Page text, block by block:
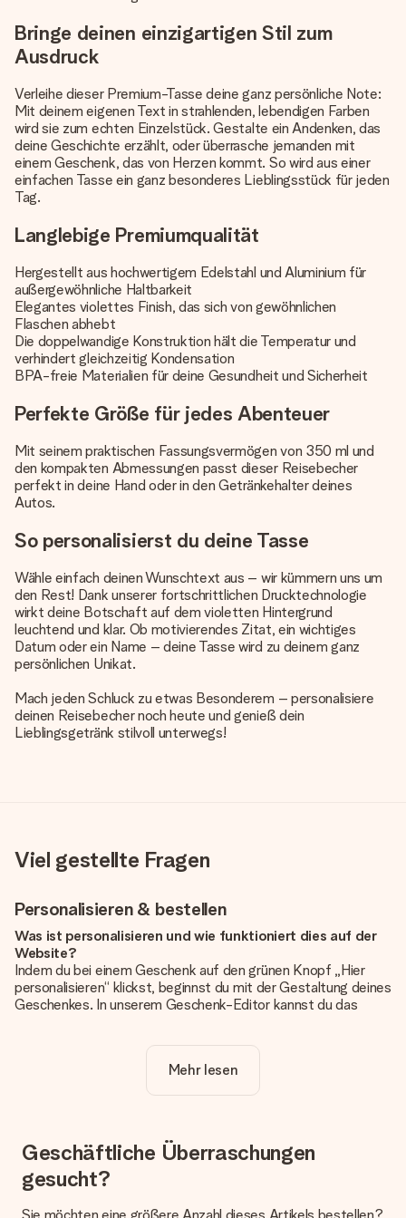
Bringe deinen einzigartigen Stil zum
Ausdruck
Verleihe dieser Premium-Tasse deine ganz persönliche Note:
Mit deinem eigenen Text in strahlenden, lebendigen Farben
wird sie zum echten Einzelstück. Gestalte ein Andenken, das
deine Geschichte erzählt, oder überrasche jemanden mit
einem Geschenk, das von Herzen kommt. So wird aus einer
einfachen Tasse ein ganz besonderes Lieblingsstück für jeden
Tag.
Langlebige Premiumqualität
Hergestellt aus hochwertigem Edelstahl und Aluminium für
außergewöhnliche Haltbarkeit
Elegantes violettes Finish, das sich von gewöhnlichen
Flaschen abhebt
Die doppelwandige Konstruktion hält die Temperatur und
verhindert gleichzeitig Kondensation
BPA-freie Materialien für deine Gesundheit und Sicherheit
Perfekte Größe für jedes Abenteuer
Mit seinem praktischen Fassungsvermögen von 350 ml und
den kompakten Abmessungen passt dieser Reisebecher
perfekt in deine Hand oder in den Getränkehalter deines
Autos.
So personalisierst du deine Tasse
Wähle einfach deinen Wunschtext aus – wir kümmern uns um
den Rest! Dank unserer fortschrittlichen Drucktechnologie
wirkt deine Botschaft auf dem violetten Hintergrund
leuchtend und klar. Ob motivierendes Zitat, ein wichtiges
Datum oder ein Name – deine Tasse wird zu deinem ganz
persönlichen Unikat.
Mach jeden Schluck zu etwas Besonderem – personalisiere
deinen Reisebecher noch heute und genieß dein
Lieblingsgetränk stilvoll unterwegs!
Viel gestellte Fragen
Personalisieren & bestellen
Was ist personalisieren und wie funktioniert dies auf der
Website?
Indem du bei einem Geschenk auf den grünen Knopf „Hier
personalisieren“ klickst, beginnst du mit der Gestaltung deines
Geschenkes. In unserem Geschenk-Editor kannst du das
noch eines unserer angebotenen Designs, um deinem
Geschenk die perfekte Ausstrahlung zu verleihen.
Personalisierung. So ist und bleibt es übersichtlich!
Hat mein Foto die richtige Qualität?
Wir möchten sicherstellen, dass du mit deinem Geschenk
rundum zufrieden bist. Deshalb ist es wichtig, qualitativ
Mehr lesen
Geschäftliche Überraschungen
gesucht?